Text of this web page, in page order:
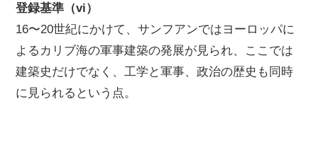
登録基準（vi）
16〜20世紀にかけて、サンフアンではヨーロッパに
よるカリブ海の軍事建築の発展が見られ、ここでは
建築史だけでなく、工学と軍事、政治の歴史も同時
に見られるという点。